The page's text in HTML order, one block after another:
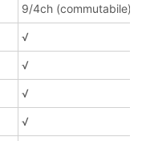
9/4ch (commutabile)
√
√
√
√